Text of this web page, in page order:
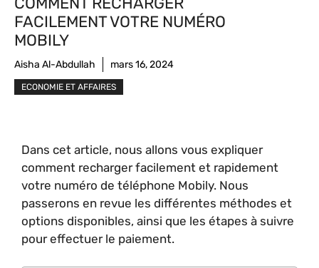
FACILEMENT VOTRE NUMÉRO
MOBILY
Aisha Al-Abdullah mars 16, 2024
ECONOMIE ET AFFAIRES
Dans cet article, nous allons vous expliquer
comment recharger facilement et rapidement
votre numéro de téléphone Mobily. Nous
passerons en revue les différentes méthodes et
options disponibles, ainsi que les étapes à suivre
pour effectuer le paiement.